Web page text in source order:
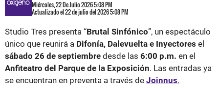
Miércoles, 22 De Julio 2026 5:08 PM
Actualizado el 22 de julio del 2026 5:08 PM
Studio Tres presenta “Brutal Sinfónico”, un espectáculo
único que reunirá a Difonía, Dalevuelta e Inyectores el
sábado 26 de septiembre desde las 6:00 p.m. en el
Anfiteatro del Parque de la Exposición. Las entradas ya
se encuentran en preventa a través de Joinnus.